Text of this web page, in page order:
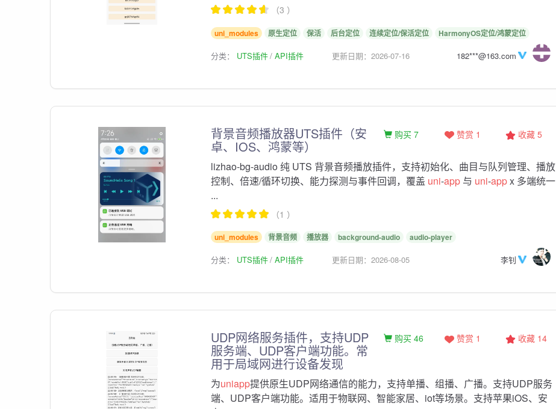
（3 ）
uni_modules 原生定位 保活 后台定位 连续定位/保活定位 HarmonyOS定位/鸿蒙定位
分类： UTS插件 API插件 更新日期：2026-07-16 182***@163.com
背景音频播放器UTS插件（安
卓、IOS、鸿蒙等）
收藏 5
赞赏 1
购买 7
lizhao-bg-audio 纯 UTS 背景音频播放插件，支持初始化、曲目与队列管理、播放
控制、倍速/循环切换、能力探测与事件回调，覆盖 uni-app与 uni-appx 多端统一
...
（1 ）
uni_modules 背景音频 播放器 background-audio audio-player
分类： UTS插件 API插件 更新日期：2026-08-05 李钊
UDP网络服务插件，支持UDP
服务端、UDP客户端功能。常
用于局域网进行设备发现
收藏 14
赞赏 1
购买 46
为uniapp提供原生UDP网络通信的能力，支持单播、组播、广播。支持UDP服务
端、UDP客户端功能。适用于物联网、智能家居、iot等场景。支持苹果iOS、安